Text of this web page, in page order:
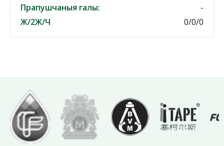
Прапушчаныя галы:
-
Ж/2Ж/Ч
0/0/0